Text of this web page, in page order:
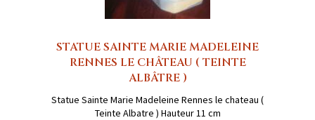
STATUE SAINTE MARIE MADELEINE
RENNES LE CHÂTEAU ( TEINTE
ALBÂTRE )
Statue Sainte Marie Madeleine Rennes le chateau (
Teinte Albatre ) Hauteur 11 cm